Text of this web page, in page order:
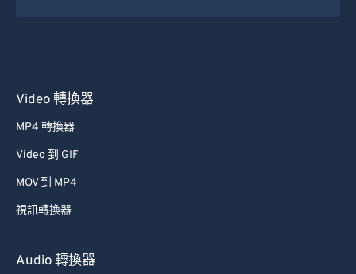
Video 轉換器
MP4 轉換器
Video 到 GIF
MOV 到 MP4
視訊轉換器
Audio 轉換器